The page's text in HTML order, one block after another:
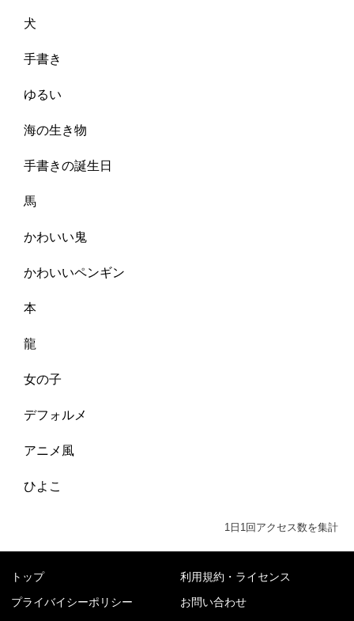
犬
手書き
ゆるい
海の生き物
手書きの誕生日
馬
かわいい鬼
かわいいペンギン
本
龍
女の子
デフォルメ
アニメ風
ひよこ
1日1回アクセス数を集計
トップ
利用規約・ライセンス
プライバイシーポリシー
お問い合わせ